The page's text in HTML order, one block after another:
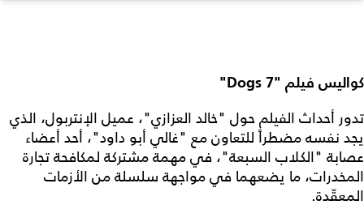
كواليس فيلم "7 Dogs"
تدور أحداث الفيلم حول "خالد العزازي"، عميل الإنتربول، الذي
يجد نفسه مضطراً للتعاون مع "غالي أبو داود"، أحد أعضاء
عصابة "الكلاب السبعة"، في مهمة مشتركة لمكافحة تجارة
المخدرات، ما يضعهما في مواجهة سلسلة من الأزمات
المعقّدة.